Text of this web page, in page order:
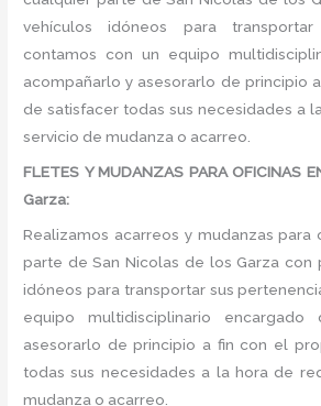
vehículos idóneos para transportar
contamos con un equipo
acompañarlo y asesorarlo de principio
de satisfacer todas sus necesidades a
servicio de mudanza o acarreo.
FLETES Y MUDANZAS PARA OFICINAS
Garza:
Realizamos acarreos y mudanzas para
parte de San Nicolas de los Garza con
idóneos para transportar sus
equipo multidisciplinario
asesorarlo de principio a fin con el
todas sus necesidades a la hora de
mudanza o acarreo.